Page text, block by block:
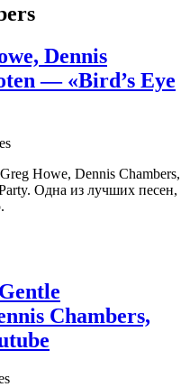
Dennis
— «Bird’s Eye
Howe, Dennis Chambers,
Одна из лучших песен,
Chambers,